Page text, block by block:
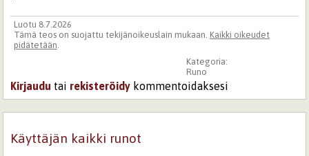
Luotu 8.7.2026
Tämä teos on suojattu tekijänoikeuslain mukaan. Kaikki oikeudet
pidätetään.
Kategoria:
Runo
Kirjaudu tai rekisteröidy kommentoidaksesi
Käyttäjän kaikki runot